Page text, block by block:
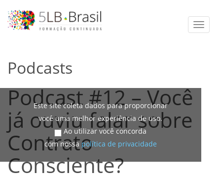
Toggle
Podcasts
Podcast #12 – Você
já ouviu falar sobre
Contrato
Consciente?
Este site coleta dados para proporcionar
você uma melhor experiência de uso.
Ao utilizar você concorda
com nossa política de privacidade